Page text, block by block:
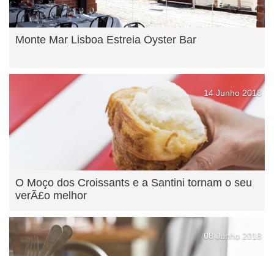
Monte Mar Lisboa Estreia Oyster Bar
14 Junho 2018
O Moço dos Croissants e a Santini tornam o seu
verÃ£o melhor
08 Junho 2018